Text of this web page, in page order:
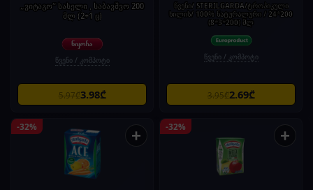
„ვიტაგო“ სასელი , საბავშვო 200
მლ (2+1 ც)
წვენი / კომპოტი
5.97₾3.98₾
წვენი/ STERILGARDA/ტროპიკული
ხილის/ 100% ნატურალური / 24*200
(8*3*200) მლ
წვენი / კომპოტი
3.95₾2.69₾
-32% + -32% +